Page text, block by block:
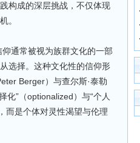
构成的深层挑战，不仅体现
。
通常被视为族群文化的一部
选择。这种文化性的信仰形
Berger）与查尔斯·泰勒
化”（optionalized）与“个人
而是个体对灵性渴望与伦理